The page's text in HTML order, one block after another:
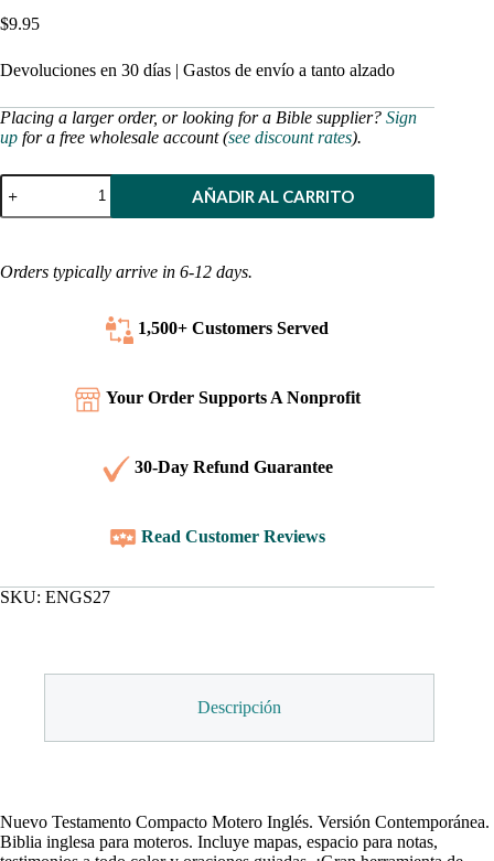
$9.95
Devoluciones en 30 días | Gastos de envío a tanto alzado
Placing a larger order, or looking for a Bible supplier? Sign
up for a free wholesale account (see discount rates).
La
Biblia
del
(Contemporáneo)
AÑADIR AL CARRITO
Orders typically arrive in 6-12 days.
1,500+ Customers Served
Your Order Supports A Nonprofit
30-Day Refund Guarantee
Read Customer Reviews
SKU: ENGS27
Descripción
Nuevo Testamento Compacto Motero Inglés. Versión Contemporánea.
Biblia inglesa para moteros. Incluye mapas, espacio para notas,